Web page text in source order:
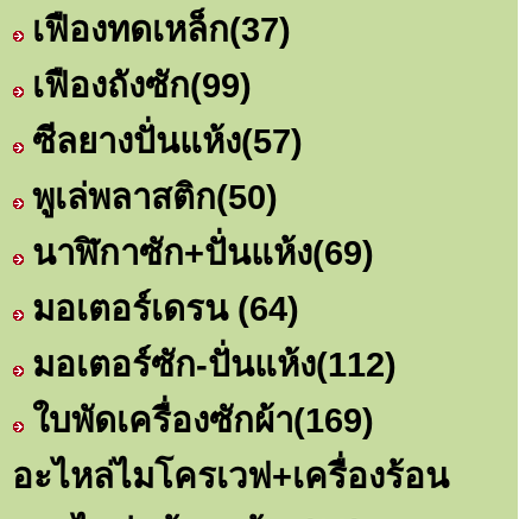
เฟืองทดเหล็ก(37)
เฟืองถังซัก(99)
ซีลยางปั่นแห้ง(57)
พูเล่พลาสติก(50)
นาฬิกาซัก+ปั่นแห้ง(69)
มอเตอร์เดรน (64)
มอเตอร์ซัก-ปั่นแห้ง(112)
ใบพัดเครื่องซักผ้า(169)
อะไหล่ไมโครเวฟ+เครื่องร้อน